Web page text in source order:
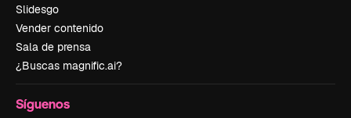
Slidesgo
Vender contenido
Sala de prensa
¿Buscas magnific.ai?
Síguenos